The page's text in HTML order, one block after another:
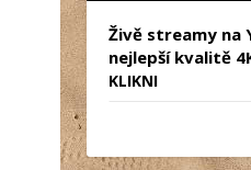
Živě streamy na
nejlepší kvalitě
KLIKNI